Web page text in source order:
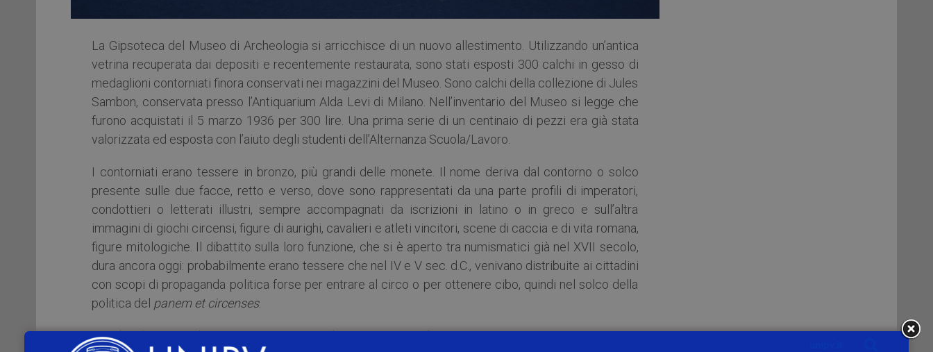
La Gipsoteca del Museo di Archeologia si arricchisce di un nuovo allestimento. Utilizzando un’antica
vetrina recuperata dai depositi e recentemente restaurata, sono stati esposti 300 calchi in gesso di
medaglioni contorniati finora conservati nei magazzini del Museo. Sono calchi della collezione di Jules
Sambon, conservata presso l’Antiquarium Alda Levi di Milano. Nell’inventario del Museo si legge che
furono acquistati il 5 marzo 1936 per 300 lire. Una prima serie di un centinaio di pezzi era già stata
valorizzata ed esposta con l’aiuto degli studenti dell’Alternanza Scuola/Lavoro.
I contorniati erano tessere in bronzo, più grandi delle monete. Il nome deriva dal contorno o solco
presente sulle due facce, retto e verso, dove sono rappresentati da una parte profili di imperatori,
condottieri o letterati illustri, sempre accompagnati da iscrizioni in latino o in greco e sull’altra
immagini di giochi circensi, figure di aurighi, cavalieri e atleti vincitori, scene di caccia e di vita romana,
figure mitologiche. Il dibattito sulla loro funzione, che si è aperto tra numismatici già nel XVII secolo,
dura ancora oggi: probabilmente erano tessere che nel IV e V sec. d.C., venivano distribuite ai cittadini
con scopi di propaganda politica forse per entrare al circo o per ottenere cibo, quindi nel solco della
politica del panem et circenses.
Se desiderate vedere i contorniati e volete maggiori informazioni su tutti i reperti esposti,